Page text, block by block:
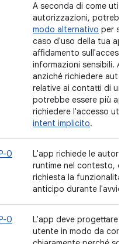
A seconda di come
autorizzazioni,
modo alternativo per
caso d'uso della tua
affidamento
informazioni sensibili.
anziché richiedere
relative ai contatti di un
potrebbe essere più
richiedere l'accesso
intent implicito.
0
L'app richiede le
runtime nel contesto,
richiesta la funzionalità,
anticipo durante l'avvio
0
L'app deve progettare
utente in modo da